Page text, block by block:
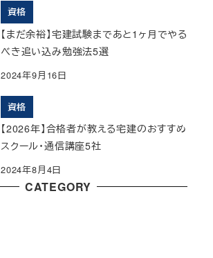
資格
【まだ余裕】宅建試験まであと1ヶ月でやる
べき追い込み勉強法5選
2024年9月16日
資格
【2026年】合格者が教える宅建のおすすめ
スクール・通信講座5社
2024年8月4日
CATEGORY